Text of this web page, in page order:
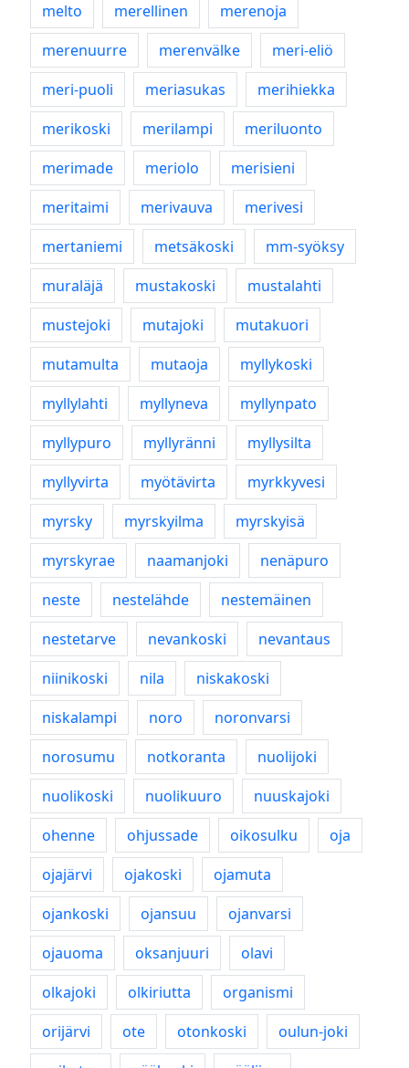
melto
merellinen
merenoja
merenuurre
merenvälke
meri-eliö
meri-puoli
meriasukas
merihiekka
merikoski
merilampi
meriluonto
merimade
meriolo
merisieni
meritaimi
merivauva
merivesi
mertaniemi
metsäkoski
mm-syöksy
muraläjä
mustakoski
mustalahti
mustejoki
mutajoki
mutakuori
mutamulta
mutaoja
myllykoski
myllylahti
myllyneva
myllynpato
myllypuro
myllyränni
myllysilta
myllyvirta
myötävirta
myrkkyvesi
myrsky
myrskyilma
myrskyisä
myrskyrae
naamanjoki
nenäpuro
neste
nestelähde
nestemäinen
nestetarve
nevankoski
nevantaus
niinikoski
nila
niskakoski
niskalampi
noro
noronvarsi
norosumu
notkoranta
nuolijoki
nuolikoski
nuolikuuro
nuuskajoki
ohenne
ohjussade oikosulku
oja
ojajärvi
ojakoski
ojamuta
ojankoski
ojansuu
ojanvarsi
ojauoma
oksanjuuri
olavi
olkajoki
olkiriutta
organismi
orijärvi
ote otonkoski
oulun-joki